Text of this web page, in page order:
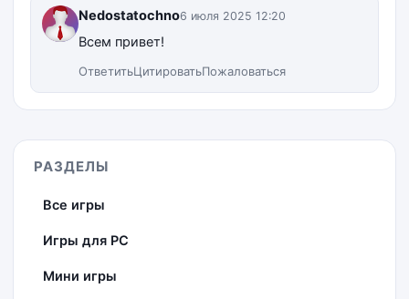
Nedostatochno6 июля 2025 12:20
Всем привет!
ОтветитьЦитироватьПожаловаться
РАЗДЕЛЫ
Все игры
Игры для PC
Мини игры